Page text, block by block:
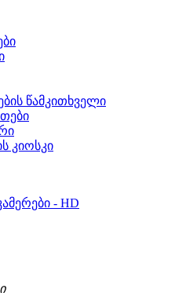
წამკითხველი
კიოსკი
- HD